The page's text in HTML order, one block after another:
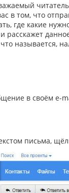
в том, что
где какие
называется,
в своём e-
письма,